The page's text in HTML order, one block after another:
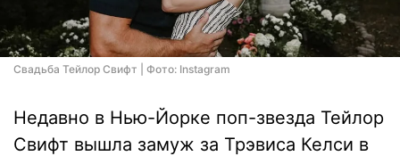
Свадьба Тейлор Свифт | Фото: Instagram
Недавно в Нью-Йорке поп-звезда Тейлор
Свифт вышла замуж за Трэвиса Келси в